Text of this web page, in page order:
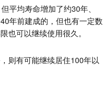
平均寿命增加了约30年、
年前建成的，但也有一定数
也可以继续使用很久。
则有可能继续居住100年以